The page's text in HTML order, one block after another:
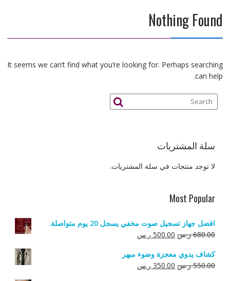
Nothing Found
It seems we can’t find what you’re looking for. Perhaps searching
can help.
سلة المشتريات
لا توجد منتجات في سلة المشتريات.
Most Popular
افضل جهاز تسجيل صوت مخفي يسجل 20 يوم متواصلة.
680.00 ر.س السعر
هو:
680.00 ر.س.
500.00 ر.سالسعر
هو:
500.00 ر.س.
كشاف يدوي معجزة وضوء مبهر
550.00 ر.س السعر
350.00 ر.سالسعر